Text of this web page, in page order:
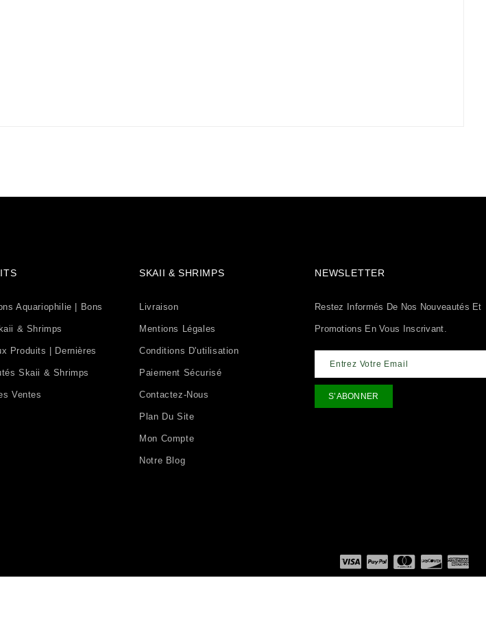
Aquariophilie | Bons
& Shrimps
Produits | Dernières
Skaii & Shrimps
Ventes
SKAII & SHRIMPS
Livraison
Mentions Légales
Conditions D'utilisation
Paiement Sécurisé
Contactez-Nous
Plan Du Site
Mon Compte
Notre Blog
NEWSLETTER
Restez Informés De Nos Nouveautés Et
Promotions En Vous Inscrivant.